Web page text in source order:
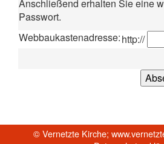
Anschließend erhalten Sie eine
Passwort.
Webbaukastenadresse:http://
© Vernetzte Kirche;